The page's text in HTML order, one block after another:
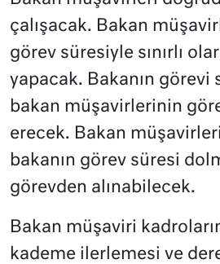
çalışacak. Bakan
görev süresiyle sınırlı
yapacak. Bakanın görevi
bakan müşavirlerinin
erecek. Bakan
bakanın görev süresi
görevden alınabilecek.
Bakan müşaviri
kademe ilerlemesi ve